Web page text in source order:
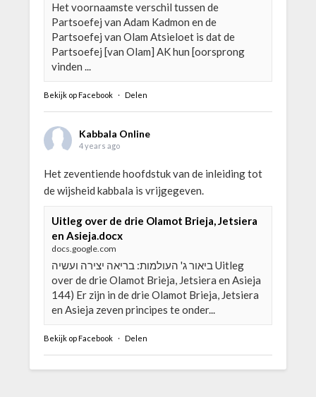
Het voornaamste verschil tussen de
Partsoefej van Adam Kadmon en de
Partsoefej van Olam Atsieloet is dat de
Partsoefej [van Olam] AK hun [oorsprong
vinden ...
Bekijk op Facebook · Delen
Kabbala Online
4 years ago
Het zeventiende hoofdstuk van de inleiding tot
de wijsheid kabbala is vrijgegeven.
Uitleg over de drie Olamot Brieja, Jetsiera
en Asieja.docx
docs.google.com
ביאור ג' העולמות: בריאה יצירה ועשיה Uitleg
over de drie Olamot Brieja, Jetsiera en Asieja
144) Er zijn in de drie Olamot Brieja, Jetsiera
en Asieja zeven principes te onder...
Bekijk op Facebook · Delen